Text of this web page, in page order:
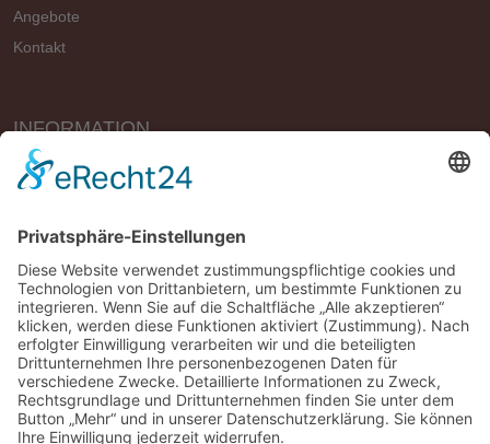
Angebote
Kontakt
INFORMATION
Vertrag widerrufen
Geschäftsbedingungen (AGB)
Widerrufsbelehrung
Versandbedingungen